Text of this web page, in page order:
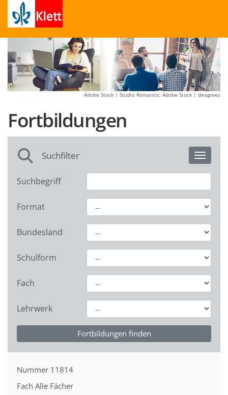
Adobe Stock | Studio Romantic, Adobe Stock | deagreez
Fortbildungen
Toggle
Suchfilter
Suchbegriff
Format
Bundesland
Schulform
Fach
Lehrwerk
Nummer 11814
Fach Alle Fächer